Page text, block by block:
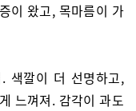
이 왔고, 목마름이 가
색깔이 더 선명하고,
느껴져. 감각이 과도